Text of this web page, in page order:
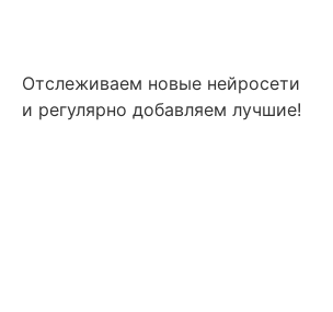
Отслеживаем новые нейросети
и регулярно добавляем лучшие!